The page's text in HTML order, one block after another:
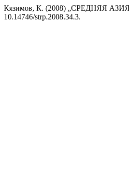
Кязимов, К. (2008) „СРЕДНЯЯ
10.14746/strp.2008.34.3.